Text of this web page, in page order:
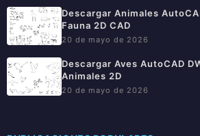
Descargar Animales
Fauna 2D CAD
20 de mayo de 2026
Descargar Aves AutoCAD
Animales 2D
20 de mayo de 2026